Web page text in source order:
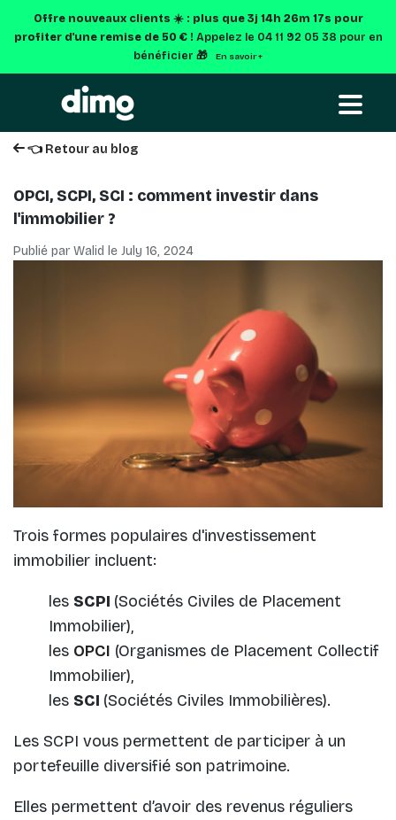
Offre nouveaux clients ☀️ : plus que 3j 14h 26m 16s pour
profiter d'une remise de 50 € ! Appelez le 04 11 92 05 38 pour en
bénéficier 🎁
En savoir +
👈 Retour au blog
OPCI, SCPI, SCI : comment investir dans
l'immobilier ?
Publié par Walid le July 16, 2024
Trois formes populaires d'investissement
immobilier incluent:
les SCPI (Sociétés Civiles de Placement
Immobilier),
les OPCI (Organismes de Placement Collectif
Immobilier),
les SCI (Sociétés Civiles Immobilières).
Les SCPI vous permettent de participer à un
portefeuille diversifié son patrimoine.
Elles permettent d’avoir des revenus réguliers